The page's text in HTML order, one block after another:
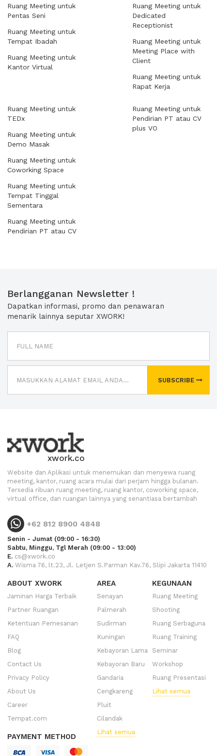
Ruang Meeting untuk
Pentas Seni
Ruang Meeting untuk
Tempat Ibadah
Ruang Meeting untuk
Kantor Virtual
Ruang Meeting untuk
Dedicated
Receptionist
Ruang Meeting untuk
Meeting Place with
Client
Ruang Meeting untuk
Rapat Kerja
Ruang Meeting untuk
TEDx
Ruang Meeting untuk
Demo Masak
Ruang Meeting untuk
Coworking Space
Ruang Meeting untuk
Tempat Tinggal
Sementara
Ruang Meeting untuk
Pendirian PT atau CV
Ruang Meeting untuk
Pendirian PT atau CV
plus VO
Berlangganan Newsletter !
Dapatkan informasi, promo dan penawaran
menarik lainnya seputar XWORK!
SUBSCRIBE
xwork.co
Website dan Aplikasi untuk menemukan dan menyewa ruang
meeting, kantor, ruang acara mulai dari perjam hingga bulanan.
Tersedia ribuan ruang meeting, ruang kantor, coworking space,
virtual office, dan ruangan lainnya yang senantiasa bertambah
+62 812 8900 4848
Senin - Jumat (09:00 - 16:30)
Sabtu, Minggu, Tgl Merah (09:00 - 13:00)
E. cs@xwork.co
A. Wisma 76, lt.23, Jl. Letjen S.Parman Kav.76, Slipi Jakarta 11410
ABOUT XWORK
Jaminan Harga Terbaik
Partner Ruangan
Ketentuan Pemesanan
FAQ
Blog
Contact Us
Privacy Policy
About Us
Career
Tempat.com
PAYMENT METHOD
AREA
Senayan
Palmerah
Sudirman
Kuningan
Kebayoran Lama
Kebayoran Baru
Gandaria
Cengkareng
Pluit
Cilandak
Lihat semua
KEGUNAAN
Ruang Meeting
Shooting
Ruang Serbaguna
Ruang Training
Seminar
Workshop
Ruang Presentasi
Lihat semua